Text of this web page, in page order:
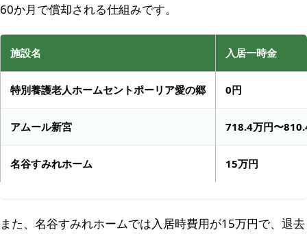
60か月で償却される仕組みです。
施設名 入居一時金
特別養護老人ホームセントポーリア愛の郷 0円
アムール新宮 718.4万円〜
名谷すみれホーム 15万円
また、名谷すみれホームでは入居時費用が15万円で、退去